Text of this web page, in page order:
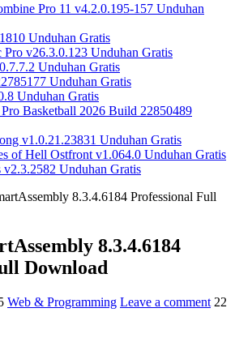
Pro 11 v4.2.0.195-157 Unduhan
Unduhan Gratis
Pro v26.3.0.123 Unduhan Gratis
Unduhan Gratis
Unduhan Gratis
Unduhan Gratis
Basketball 2026 Build 22850489
v1.0.21.23831 Unduhan Gratis
of Hell Ostfront v1.064.0 Unduhan Gratis
v2.3.2582 Unduhan Gratis
8.3.4.6184 Professional Full
8.3.4.6184
Download
Web & Programming Leave a comment 22